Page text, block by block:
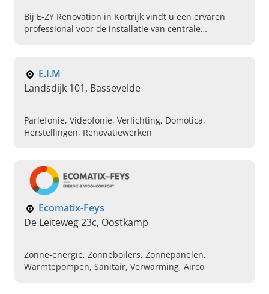
Bij E-ZY Renovation in Kortrijk vindt u een ervaren
professional voor de installatie van centrale
E.I.M
Landsdijk 101, Bassevelde
Parlefonie, Videofonie, Verlichting, Domotica,
Herstellingen, Renovatiewerken
Ecomatix-Feys
De Leiteweg 23c, Oostkamp
Zonne-energie, Zonneboilers, Zonnepanelen,
Warmtepompen, Sanitair, Verwarming, Airco